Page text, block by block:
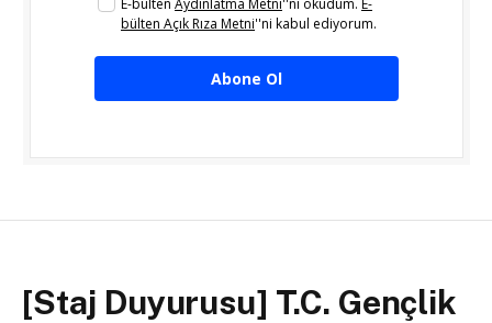
bülten Açık Rıza Metni''ni kabul ediyorum.
Abone Ol
[Staj Duyurusu] T.C. Gençlik